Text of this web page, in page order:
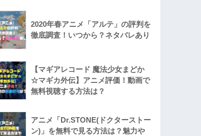
2020年春アニメ「アルテ」の評判を
徹底調査！いつから？ネタバレあり
【マギアレコード 魔法少女まどか
☆マギカ外伝】アニメ評価！動画で
無料視聴する方法は？
アニメ「Dr.STONE(ドクターストー
ン)」を無料で見る方法は？魅力や